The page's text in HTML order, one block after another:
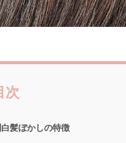
次
髪ぼかしの特徴